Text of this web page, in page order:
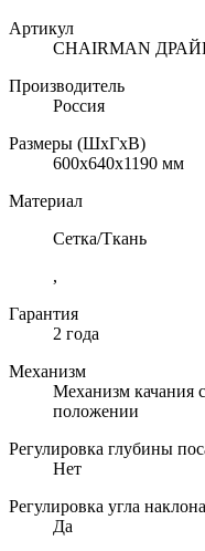
Артикул
CHAIRMAN
Производитель
Россия
Размеры (ШхГхВ)
600x640x1190 мм
Материал
Сетка/Ткань
,
Гарантия
2 года
Механизм
Механизм качания
положении
Регулировка глубины
Нет
Регулировка угла наклона
Да